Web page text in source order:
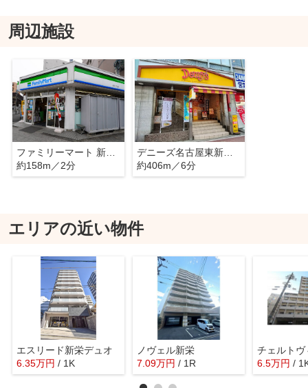
周辺施設
ファミリーマート 新栄一丁目店
約158m／2分
デニーズ名古屋東新町店
約406m／6分
エリアの近い物件
エスリード新栄デュオ
6.35万円 / 1K
ノヴェル新栄
7.09万円 / 1R
チェルトヴ
6.5万円 /